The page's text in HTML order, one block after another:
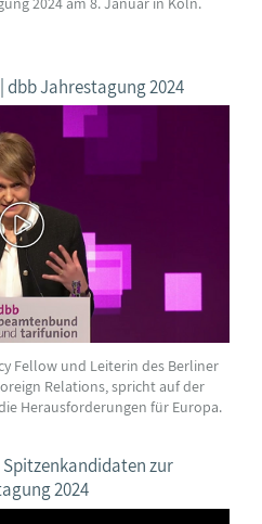
dbb Jahrestagung 2024
Fellow und Leiterin des Berliner
Relations, spricht auf der
Herausforderungen für Europa.
zur
2024